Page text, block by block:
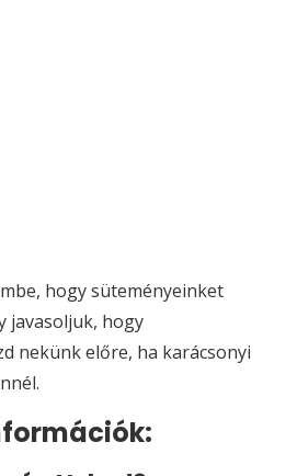
hogy süteményeinket
javasoljuk, hogy
nekünk előre, ha karácsonyi